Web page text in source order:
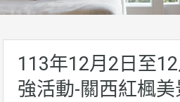
113年12月2日至
強活動-關西紅楓